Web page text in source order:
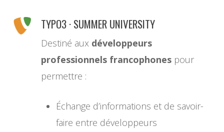
TYPO3 · SUMMER UNIVERSITY
Destiné aux développeurs
professionnels francophonespour
permettre :
Échange d’informations et de savoir-
faire entre développeurs